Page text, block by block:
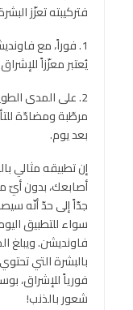
فتركيبته تعزّز
1. فوراً، مع
يُعتبر معزّزاً
2. على المدى
مرطّبة ومضادّة
بعد يوم.
إن تطبيقه
أصابعك، بدون أيّ
جدّاً إلى حدّ أنّه
سواء للتطبيق
فاونديشن. ويبلغ
بالبشرة التي
فورياً للإشراق،
شعور بالذنب!